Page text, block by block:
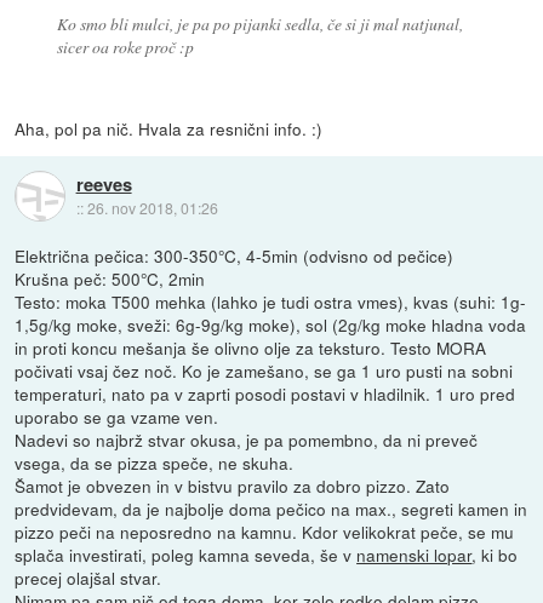
Ko smo bli mulci, je pa po pijanki sedla, če si ji mal natjunal,
sicer oa roke proč :p
Aha, pol pa nič. Hvala za resnični info. :)
reeves
::26. nov 2018, 01:26
Električna pečica: 300-350°C, 4-5min (odvisno od pečice)
Krušna peč: 500°C, 2min
Testo: moka T500 mehka (lahko je tudi ostra vmes), kvas (suhi: 1g-
1,5g/kg moke, sveži: 6g-9g/kg moke), sol (2g/kg moke hladna voda
in proti koncu mešanja še olivno olje za teksturo. Testo MORA
počivati vsaj čez noč. Ko je zamešano, se ga 1 uro pusti na sobni
temperaturi, nato pa v zaprti posodi postavi v hladilnik. 1 uro pred
uporabo se ga vzame ven.
Nadevi so najbrž stvar okusa, je pa pomembno, da ni preveč
vsega, da se pizza speče, ne skuha.
Šamot je obvezen in v bistvu pravilo za dobro pizzo. Zato
predvidevam, da je najbolje doma pečico na max., segreti kamen in
pizzo peči na neposredno na kamnu. Kdor velikokrat peče, se mu
splača investirati, poleg kamna seveda, še v namenski lopar, ki bo
precej olajšal stvar.